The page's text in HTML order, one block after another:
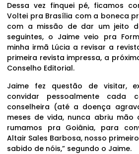
Dessa vez finquei pé, ficamos
Voltei pra Brasília com a boneca
com a missão de dar um jeito
seguintes, o Jaime veio pra
minha irmã Lúcia a revisar a
primeira revista impressa, a
Conselho Editorial.
Jaime fez questão de visitar,
convidar pessoalmente cada
conselheira (até a doença
meses de vida, nunca abriu mão
rumamos pra Goiânia, para
Altair Sales Barbosa, nosso
sabido de nóis,” segundo o Jaime.